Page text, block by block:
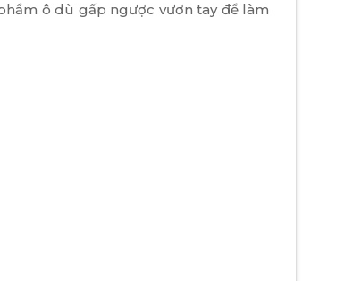
ô dù gấp ngược vươn tay để làm